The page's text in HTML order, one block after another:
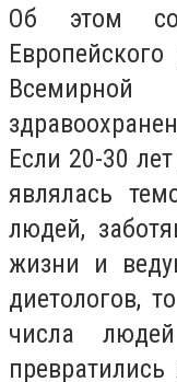
Об этом
Если 20-30
являлась
людей,
жизни и
диетологов,
числа